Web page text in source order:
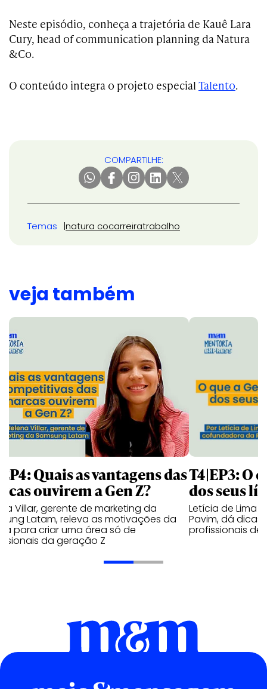
Neste episódio, conheça a trajetória de Kauê Lara
Cury, head of communication planning da Natura
&Co.
O conteúdo integra o projeto especial Talento.
COMPARTILHE:
Temas natura cocarreiratrabalho
veja também
Quais as vantagens das
ouvirem a Gen Z?
Villar, gerente de marketing da
Latam, releva as motivações da
para criar uma área só de
da geração Z
T4|EP3: O
dos seus
Letícia de Lima
Pavim, dá
profissionais